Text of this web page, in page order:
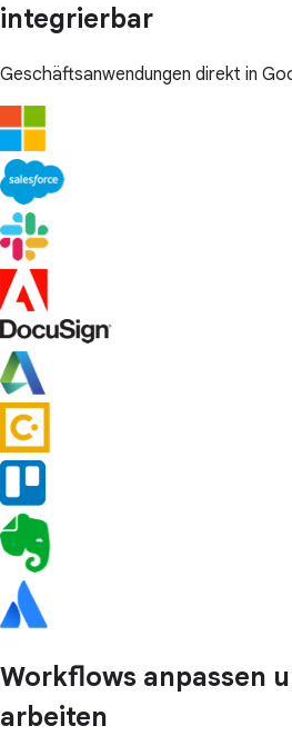
integrierbar
Geschäftsanwendungen direkt in
Workflows anpassen
arbeiten